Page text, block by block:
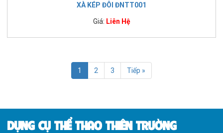
XÀ KÉP ĐÔI ĐNTT001
Giá: Liên Hệ
1 2 3 Tiếp »
DỤNG CỤ THỂ THAO THIÊN TRƯỜNG